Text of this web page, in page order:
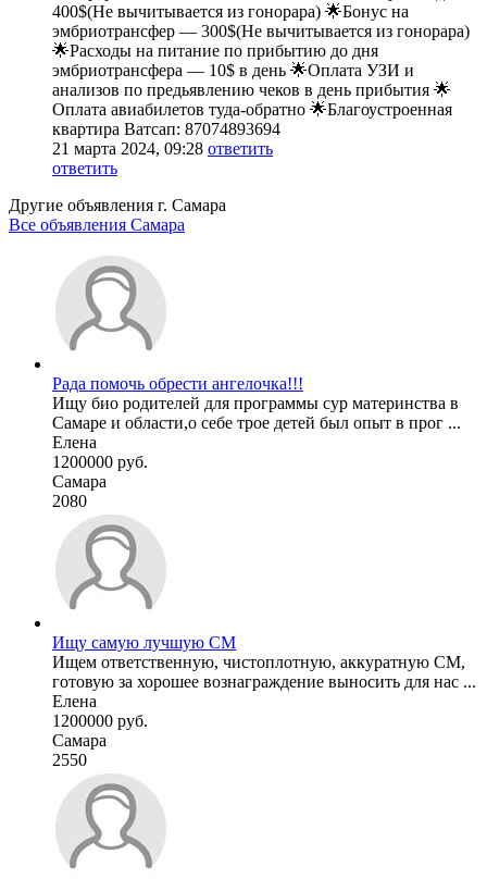
400$(Не вычитывается из гонорара) 🌟Бонус на
эмбриотрансфер — 300$(Не вычитывается из гонорара)
🌟Расходы на питание по прибытию до дня
эмбриотрансфера — 10$ в день 🌟Оплата УЗИ и
анализов по предьявлению чеков в день прибытия 🌟
Оплата авиабилетов туда-обратно 🌟Благоустроенная
квартира Ватсап: 87074893694
21 марта 2024, 09:28 ответить
ответить
Другие объявления г. Самара
Все объявления Самара
Рада помочь обрести ангелочка!!!
Ищу био родителей для программы сур материнства в
Самаре и области,о себе трое детей был опыт в прог ...
Елена
1200000 руб.
Самара
2080
Ищу самую лучшую СМ
Ищем ответственную, чистоплотную, аккуратную СМ,
готовую за хорошее вознаграждение выносить для нас ...
Елена
1200000 руб.
Самара
2550